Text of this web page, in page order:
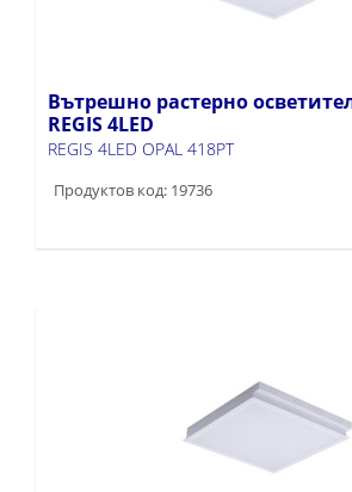
Вътрешно растерно
REGIS 4LED
REGIS 4LED OPAL 418PT
Продуктов код: 19736